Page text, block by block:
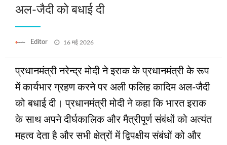
अल-जैदी को बधाई दी
Editor
Posted
16 मई 2026
प्रधानमंत्री नरेन्द्र मोदी ने इराक के प्रधानमंत्री के रूप
में कार्यभार ग्रहण करने पर अली फलिह कादिम अल-जैदी
को बधाई दी। प्रधानमंत्री मोदी ने कहा कि भारत इराक
के साथ अपने दीर्घकालिक और मैत्रीपूर्ण संबंधों को अत्यंत
महत्व देता है और सभी क्षेत्रों में द्विपक्षीय संबंधों को और